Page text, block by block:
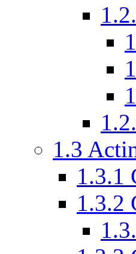
1.3
1.3.1
1.3.2